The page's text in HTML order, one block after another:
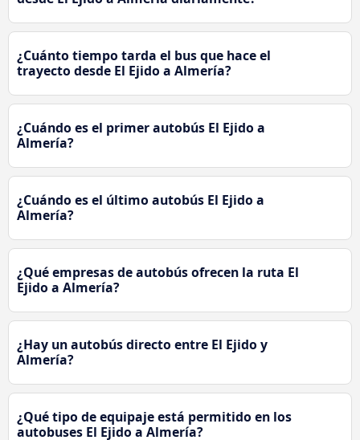
¿Cuánto tiempo tarda el bus que hace el
trayecto desde El Ejido a Almería?
¿Cuándo es el primer autobús El Ejido a
Almería?
¿Cuándo es el último autobús El Ejido a
Almería?
¿Qué empresas de autobús ofrecen la ruta El
Ejido a Almería?
¿Hay un autobús directo entre El Ejido y
Almería?
¿Qué tipo de equipaje está permitido en los
autobuses El Ejido a Almería?